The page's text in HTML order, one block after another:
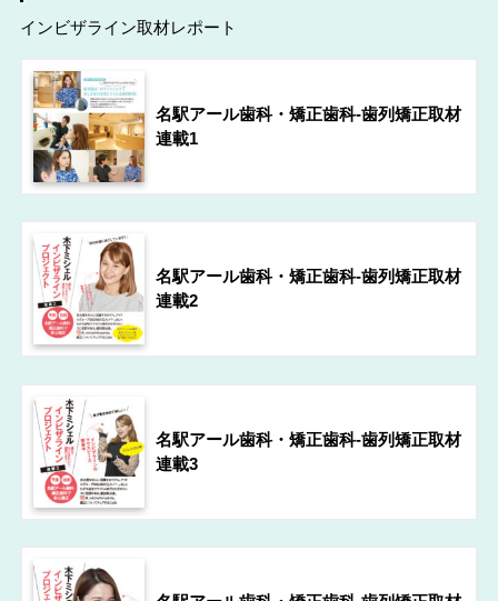
インビザライン取材レポート
名駅アール歯科・矯正歯科-歯列矯正取材
連載1
名駅アール歯科・矯正歯科-歯列矯正取材
連載2
名駅アール歯科・矯正歯科-歯列矯正取材
連載3